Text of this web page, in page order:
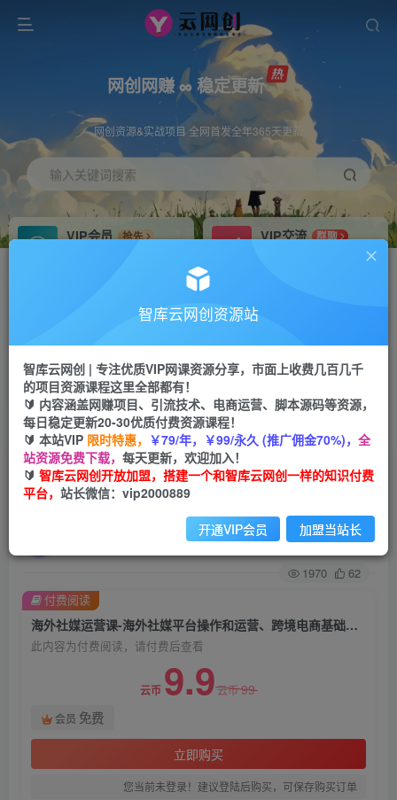
网创网赚 ∞ 稳定更新
网创资源&实战项目 全网首发全年365天更新
输入关键词搜索
VIP会员
抢先
VIP交流
群聊
研究探讨更多创业项目路子。
会员专属推广链接
网赚网创 项目
365天稳定跟新
APP下载
GO
首页 会员免费 正文
海外社媒运营课-海外社媒平台操作和运营、跨境
电商基础实操知识，理论+演练全流程
关注 私信
1970 62
海外社媒运营课-海外社媒平台操作和运营、跨境电商基础实操知识，理论+演练全流程
此内容为付费阅读，请付费后查看
云币 9.9云币99
会员 免费
立即购买
您当前未登录！建议登陆后购买，可保存购买订单
付费阅读
智库云网创资源站
智库云网创 | 专注优质VIP网课资源分享，市面上收费几百几千
的项目资源课程这里全部都有！
🔰 内容涵盖网赚项目、引流技术、电商运营、脚本源码等资源，
每日稳定更新20-30优质付费资源课程！
🔰 本站VIP 限时特惠， ￥79/年，￥99/永久 (推广佣金70%)， 全
站资源免费下载， 每天更新，欢迎加入！
🔰 智库云网创开放加盟，搭建一个和智库云网创一样的知识付费
平台， 站长微信：vip2000889
开通VIP会员 加盟当站长